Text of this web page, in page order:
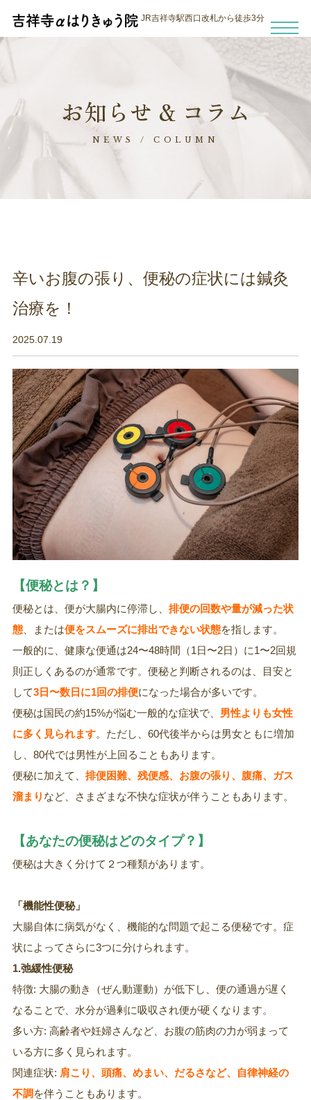
JR吉祥寺駅西口改札から徒歩3分
お知らせ & コラム
NEWS / COLUMN
辛いお腹の張り、便秘の症状には鍼灸
治療を！
2025.07.19
【便秘とは？】
便秘とは、便が大腸内に停滞し、 排便の回数や量が減った状
態 、または便をスムーズに排出できない状態を指します。
一般的に、健康な便通は24〜48時間（1日〜2日）に1〜2回規
則正しくあるのが通常です。便秘と判断されるのは、目安と
して3日〜数日に1回の排便になった場合が多いです。
便秘は国民の約15%が悩む一般的な症状で、 男性よりも女性
に多く見られます。ただし、60代後半からは男女ともに増加
し、80代では男性が上回ることもあります。
便秘に加えて、 排便困難、残便感、お腹の張り、腹痛、ガス
溜まり など、さまざまな不快な症状が伴うこともあります。
【あなたの便秘はどのタイプ？】
便秘は大きく分けて２つ種類があります。
「機能性便秘」
大腸自体に病気がなく、機能的な問題で起こる便秘です。症
状によってさらに3つに分けられます。
1.弛緩性便秘
特徴: 大腸の動き（ぜん動運動）が低下し、便の通過が遅く
なることで、水分が過剰に吸収され便が硬くなります。
多い方: 高齢者や妊婦さんなど、お腹の筋肉の力が弱まって
いる方に多く見られます。
関連症状: 肩こり、頭痛、めまい、だるさなど、自律神経の
不調 を伴うこともあります。